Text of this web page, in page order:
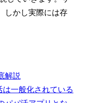
しかし実際には存
解説
は一般化されている